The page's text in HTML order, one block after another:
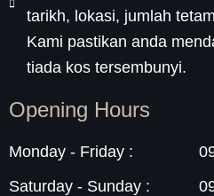
tarikh, lokasi, jumlah
Kami pastikan anda
tiada kos tersembunyi.
Opening Hours
Monday - Friday :
Saturday - Sunday :